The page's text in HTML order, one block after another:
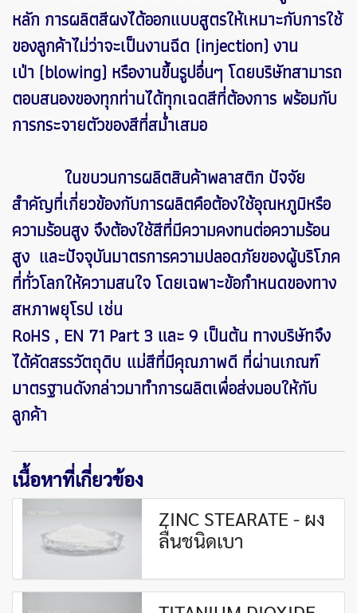
หลัก การผลิตสีผงได้ออกแบบสูตรให้เหมาะกับการใช้
ของลูกค้าไม่ว่าจะเป็นงานฉีด (injection) งาน
เป่า (blowing) หรืองานขึ้นรูปอื่นๆ โดยบริษัทสามารถ
ตอบสนองของทุกท่านได้ทุกเฉดสีที่ต้องการ พร้อมกับ
การกระจายตัวของสีที่สม่ำเสมอ
ในขบวนการผลิตสินค้าพลาสติก ปัจจัย
สำคัญที่เกี่ยวข้องกับการผลิตคือต้องใช้อุณหภูมิหรือ
ความร้อนสูง จึงต้องใช้สีที่มีความคงทนต่อความร้อน
สูง และปัจจุบันมาตรการความปลอดภัยของผู้บริโภค
ที่ทั่วโลกให้ความสนใจ โดยเฉพาะข้อกำหนดของทาง
สหภาพยุโรป เช่น
RoHS , EN 71 Part 3 และ 9 เป็นต้น ทางบริษัทจึง
ได้คัดสรรวัตถุดิบ แม่สีที่มีคุณภาพดี ที่ผ่านเกณฑ์
มาตรฐานดังกล่าวมาทำการผลิตเพื่อส่งมอบให้กับ
ลูกค้า
เนื้อหาที่เกี่ยวข้อง
ZINC STEARATE - ผง
ลื่นชนิดเบา